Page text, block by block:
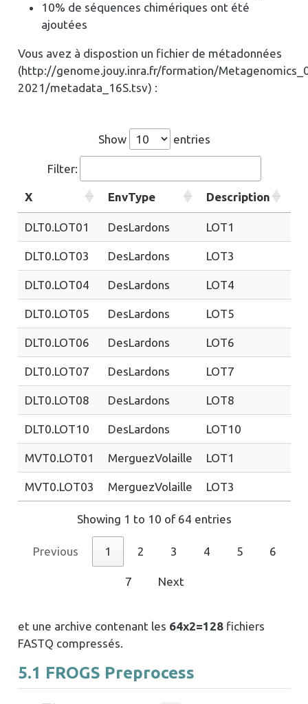
10% de séquences chimériques ont été
ajoutées
Vous avez à dispostion un fichier de métadonnées
(http://genome.jouy.inra.fr/formation/
2021/metadata_16S.tsv) :
Show entries
Filter:
X EnvType Description
DLT0.LOT01 DesLardons LOT1
DLT0.LOT03 DesLardons LOT3
DLT0.LOT04 DesLardons LOT4
DLT0.LOT05 DesLardons LOT5
DLT0.LOT06 DesLardons LOT6
DLT0.LOT07 DesLardons LOT7
DLT0.LOT08 DesLardons LOT8
DLT0.LOT10 DesLardons LOT10
MVT0.LOT01 MerguezVolaille LOT1
MVT0.LOT03 MerguezVolaille LOT3
Showing 1 to 10 of 64 entries
Previous 1 2 3 4 5 6
7 Next
et une archive contenant les 64x2=128fichiers
FASTQ compressés.
5.1 FROGS Preprocess